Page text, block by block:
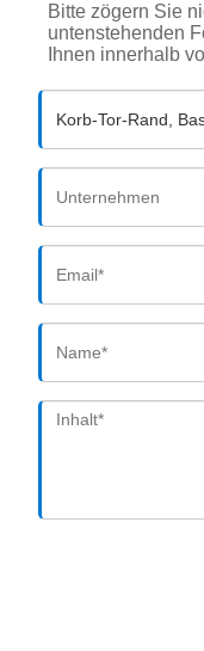
Bitte zögern Sie
untenstehenden
Ihnen innerhalb